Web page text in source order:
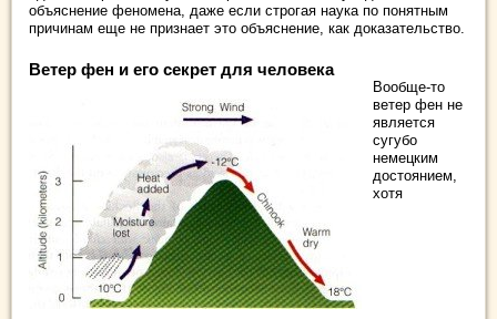
объяснение феномена, даже если строгая наука по понятным
причинам еще не признает это объ­яснение, как доказательство.
Ветер фен и его секрет для человека
Вообще-то
ветер фен не
является
сугубо
немецким
достоя­нием,
хотя